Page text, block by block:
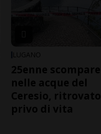
LUGANO
25enne scompare
nelle acque del
Ceresio, ritrovato
privo di vita